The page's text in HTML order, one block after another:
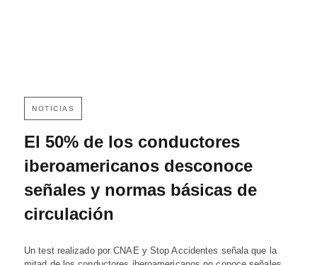
NOTICIAS
El 50% de los conductores
iberoamericanos desconoce
señales y normas básicas de
circulación
Un test realizado por CNAE y Stop Accidentes señala que la